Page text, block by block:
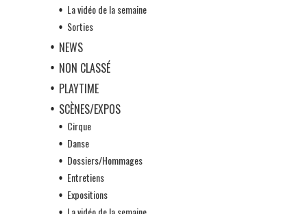
La vidéo de la semaine
Sorties
NEWS
NON CLASSÉ
PLAYTIME
SCÈNES/EXPOS
Cirque
Danse
Dossiers/Hommages
Entretiens
Expositions